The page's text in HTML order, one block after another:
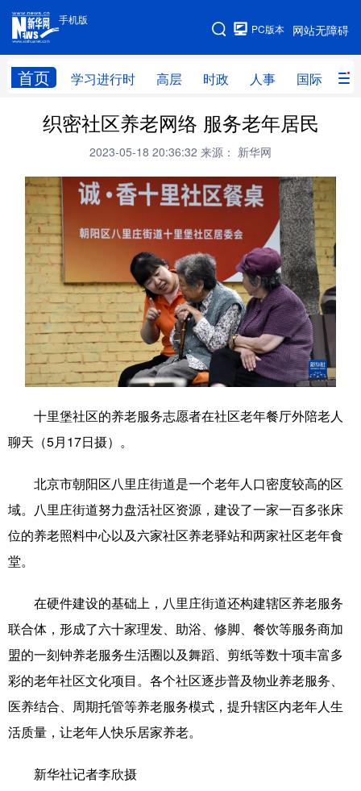
手机版
网站无障碍
PC版本
首页 学习进行时 高层 时政 人事 国际 财
手机版
网站地图
学习进行时 高层 时政 人事
财经 网评
台湾 思客智库 全球连线 教育
科技 体育
文化 书画 健康 军事
访谈 视频 图片 政务
法律 中央文件 金融 汽车
食品 人居 信息化 数字经济
学术中国 乡村振兴 银龄 溯源中国
城市 旅游 能源 会展
公益 一带一路 亚太网 上市公司
文化产业
北京 天津 河北 山西
辽宁 吉林 上海 江苏
福建 江西
山东 河南
织密社区养老网络 服务老年居民
2023-05-18 20:36:32 来源： 新华网
十里堡社区的养老服务志愿者在社区老年餐厅外陪老人
聊天（5月17日摄）。
北京市朝阳区八里庄街道是一个老年人口密度较高的区
域。八里庄街道努力盘活社区资源，建设了一家一百多张床
位的养老照料中心以及六家社区养老驿站和两家社区老年食
堂。
在硬件建设的基础上，八里庄街道还构建辖区养老服务
联合体，形成了六十家理发、助浴、修脚、餐饮等服务商加
盟的一刻钟养老服务生活圈以及舞蹈、剪纸等数十项丰富多
彩的老年社区文化项目。各个社区逐步普及物业养老服务、
医养结合、周期托管等养老服务模式，提升辖区内老年人生
活质量，让老年人快乐居家养老。
新华社记者李欣摄